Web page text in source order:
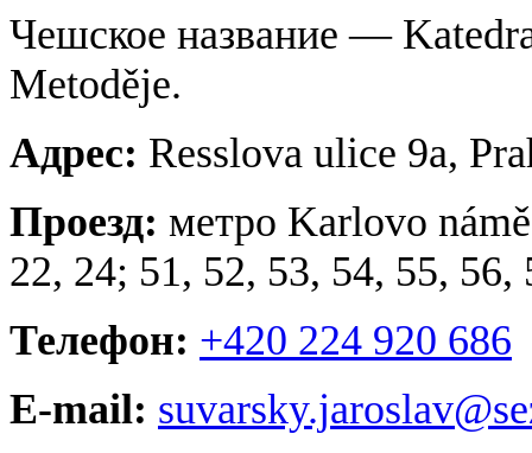
Чешское название —
Metoděje.
Адрес: Resslova ulice 9a,
Проезд: метро Karlovo
22, 24; 51, 52, 53, 54, 55,
Телефон: +420 224 920 686
E-mail: